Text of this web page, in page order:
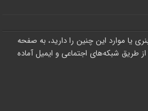
یا موارد این چنین را دارید، به صفحه
طریق شبکه‌های اجتماعی و ایمیل آماده